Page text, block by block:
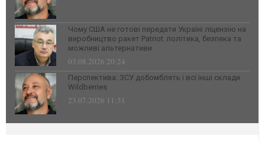
Чому США не готові передати Україні ліцензію на
виробництво ракет Patriot: політика, безпека та
можливі альтернативи
03.08.2026 20:24
Перспектива: ЗСУ добомблять і всі інші склади
Wildberries
23.07.2026 11:31